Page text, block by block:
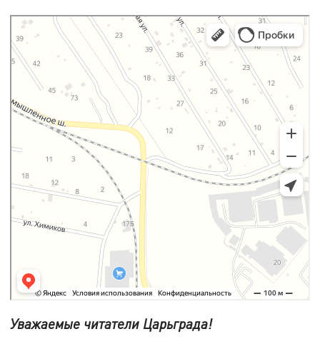
Яндекс Карты
Яндекс Карты — транспорт, навигация, поиск мест
Уважаемые читатели Царьграда!